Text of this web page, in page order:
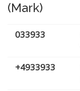
(Mark)
033933
+4933933